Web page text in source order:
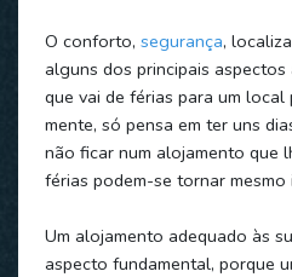
O conforto, segurança,
alguns dos principais
que vai de férias para um local
mente, só pensa em ter uns
não ficar num alojamento que
férias podem-se tornar mesmo
Um alojamento adequado às
aspecto fundamental, porque